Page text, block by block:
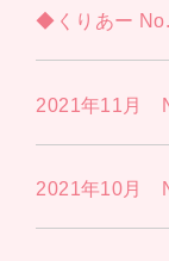
◆くりあー
2021年11月
2021年10月